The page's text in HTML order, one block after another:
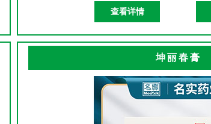
查看详情
坤丽春膏